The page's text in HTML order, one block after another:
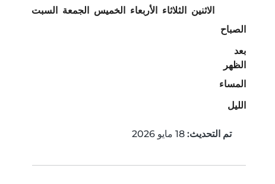
الاثنين الثلاثاء الأربعاء الخميس الجمعة السبت
الصباح
بعد
الظهر
المساء
الليل
تم التحديث: